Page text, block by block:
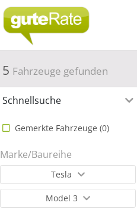
5 Fahrzeuge gefunden
Schnellsuche
Gemerkte Fahrzeuge (0)
Marke/Baureihe
Tesla
Model 3